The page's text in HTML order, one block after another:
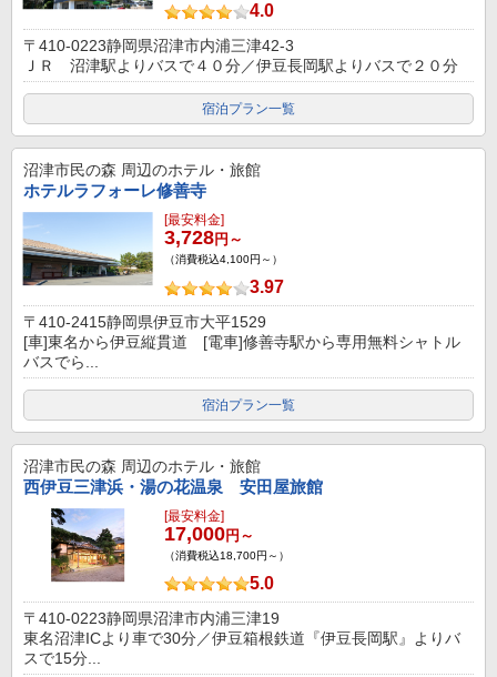
4.0
〒410-0223静岡県沼津市内浦三津42-3
ＪＲ 沼津駅よりバスで４０分／伊豆長岡駅よりバスで２０分
宿泊プラン一覧
沼津市民の森 周辺のホテル・旅館
ホテルラフォーレ修善寺
[最安料金]
3,728円～
（消費税込4,100円～）
3.97
〒410-2415静岡県伊豆市大平1529
[車]東名から伊豆縦貫道 [電車]修善寺駅から専用無料シャトル
バスでら...
宿泊プラン一覧
沼津市民の森 周辺のホテル・旅館
西伊豆三津浜・湯の花温泉 安田屋旅館
[最安料金]
17,000円～
（消費税込18,700円～）
5.0
〒410-0223静岡県沼津市内浦三津19
東名沼津ICより車で30分／伊豆箱根鉄道『伊豆長岡駅』よりバ
スで15分...